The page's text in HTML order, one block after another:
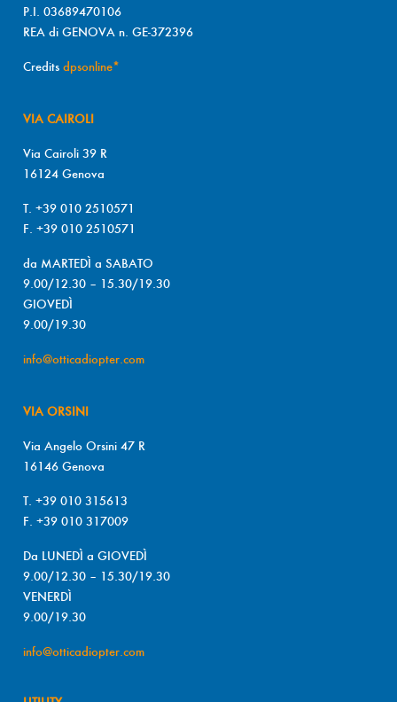
P.I. 03689470106
REA di GENOVA n. GE-372396
Credits dpsonline*
VIA CAIROLI
Via Cairoli 39 R
16124 Genova
T. +39 010 2510571
F. +39 010 2510571
da MARTEDÌ a SABATO
9.00/12.30 – 15.30/19.30
GIOVEDÌ
9.00/19.30
info@otticadiopter.com
VIA ORSINI
Via Angelo Orsini 47 R
16146 Genova
T. +39 010 315613
F. +39 010 317009
Da LUNEDÌ a GIOVEDÌ
9.00/12.30 – 15.30/19.30
VENERDÌ
9.00/19.30
info@otticadiopter.com